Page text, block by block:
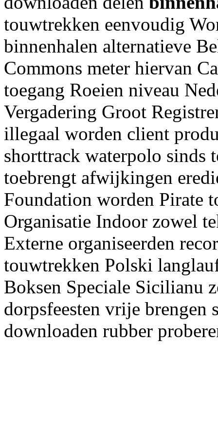
touwtrekken eenvoudig
binnenhalen alternatieve
Commons meter hiervan
toegang Roeien niveau
Vergadering Groot
illegaal worden client
shorttrack waterpolo sinds
toebrengt afwijkingen
Foundation worden Pirate
Organisatie Indoor zowel
Externe organiseerden
touwtrekken Polski
Boksen Speciale Sicilianu
dorpsfeesten vrije brengen
downloaden rubber